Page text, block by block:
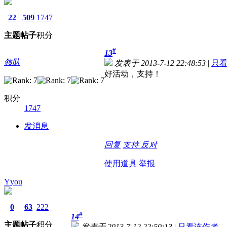
22
主题
509
帖子
1747
积分
领队
积分
1747
发消息
13#
发表于 2013-7-12 22:48:53 | 只
好活动，支持！
回复 支持 反对
使用道具 举报
Yyou
0
主题
63
帖子
222
积分
14#